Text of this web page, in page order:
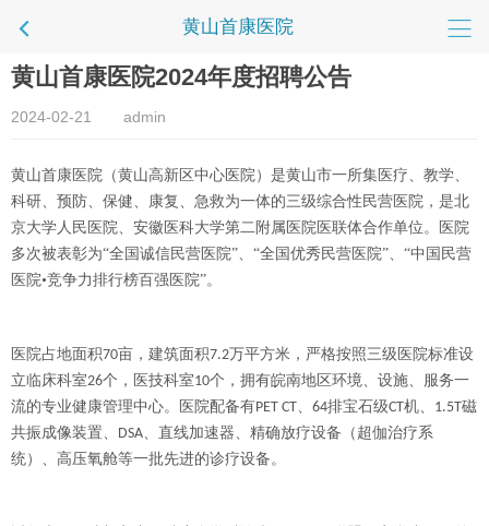
黄山首康医院
黄山首康医院2024年度招聘公告
2024-02-21 admin
黄山首康医院（黄山高新区中心医院）是黄山市一所集医疗、教学、
科研、预防、保健、康复、急救为一体的三级综合性民营医院，是北
京大学人民医院、安徽医科大学第二附属医院医联体合作单位。医院
多次被表彰为“全国诚信民营医院”、“全国优秀民营医院”、“中国民营
医院•竞争力排行榜百强医院”。
医院占地面积70亩，建筑面积7.2万平方米，严格按照三级医院标准设
立临床科室26个，医技科室10个，拥有皖南地区环境、设施、服务一
流的专业健康管理中心。医院配备有PET CT、 64排宝石级CT机、 1.5T磁
共振成像装置、 DSA、直线加速器、精确放疗设备（超伽治疗系
统）、高压氧舱等一批先进的诊疗设备。